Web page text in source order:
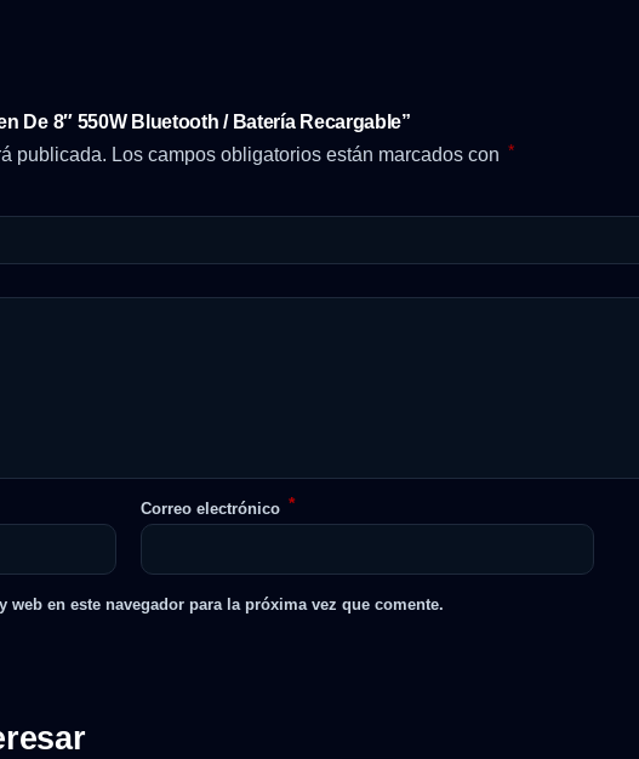
De 8″ 550W Bluetooth / Batería Recargable”
publicada. Los campos obligatorios están marcados con *
Correo electrónico *
en este navegador para la próxima vez que comente.